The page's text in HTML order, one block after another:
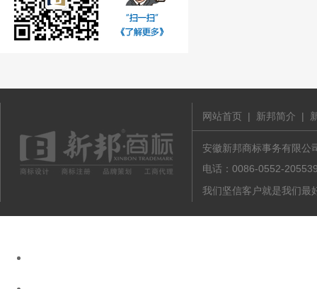
网站首页 | 新邦简介 |
安徽新邦商标事务有限公
电话：0086-0552-
我们坚信客户就是我们最